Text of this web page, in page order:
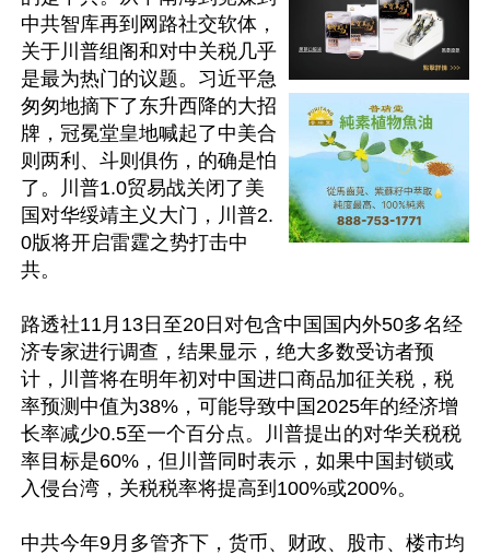
中共智库再到网路社交软体，
关于川普组阁和对中关税几乎
是最为热门的议题。习近平急
匆匆地摘下了东升西降的大招
牌，冠冕堂皇地喊起了中美合
则两利、斗则俱伤，的确是怕
了。川普1.0贸易战关闭了美
国对华绥靖主义大门，川普2.
0版将开启雷霆之势打击中
共。
路透社11月13日至20日对包含中国国内外50多名经
济专家进行调查，结果显示，绝大多数受访者预
计，川普将在明年初对中国进口商品加征关税，税
率预测中值为38%，可能导致中国2025年的经济增
长率减少0.5至一个百分点。川普提出的对华关税税
率目标是60%，但川普同时表示，如果中国封锁或
入侵台湾，关税税率将提高到100%或200%。
中共今年9月多管齐下，货币、财政、股市、楼市均